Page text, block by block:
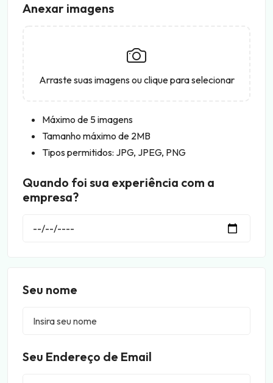
Anexar imagens
Arraste suas imagens ou clique para selecionar
Máximo de 5 imagens
Tamanho máximo de 2MB
Tipos permitidos: JPG, JPEG, PNG
Quando foi sua experiência com a
empresa?
Seu nome
Seu Endereço de Email